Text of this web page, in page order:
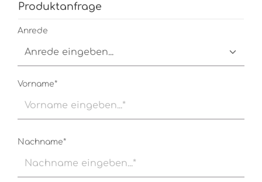
Produktanfrage
Anrede
Vorname*
Nachname*